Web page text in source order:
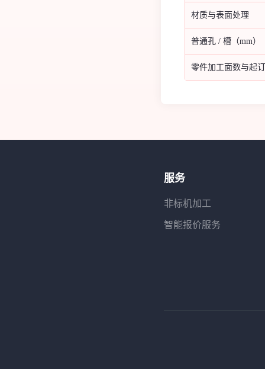
材质与表面处理
普通孔 / 槽（mm）
零件加工面数与起
服务
非标机加工
智能报价服务